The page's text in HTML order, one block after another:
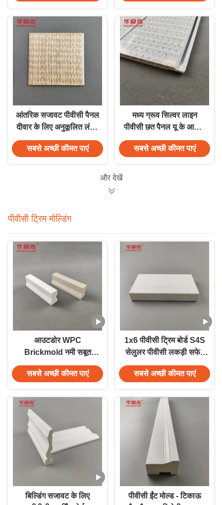
आंतरिक सजावट पीवीसी पैनल
दीवार के लिए अनुकूलित लंबाई
पीवीसी छत पैनल
सबसे अच्छी कीमत पाएं
मध्य ग्रूव सिल्वर लाइन
पीवीसी छत पैनल यू के आकार
का पीवीसी पैनल
सबसे अच्छी कीमत पाएं
और देखें
पीवीसी ट्रिम मोल्डिंग
आउटडोर WPC
Brickmold नमी सबूत
wpc दरवाजे फ्रेम जलरोधक
सतह
सबसे अच्छी कीमत पाएं
1x6 पीवीसी ट्रिम बोर्ड S4S
सेलुलर पीवीसी लकड़ी सफेद
बाहरी ट्रिम बोर्ड नमी और
सड़न प्रतिरोधी कम रखरखाव
सबसे अच्छी कीमत पाएं
बिल्डिंग सजावट के लिए
पीवीसी ईंट मोल्ड - टिकाऊ